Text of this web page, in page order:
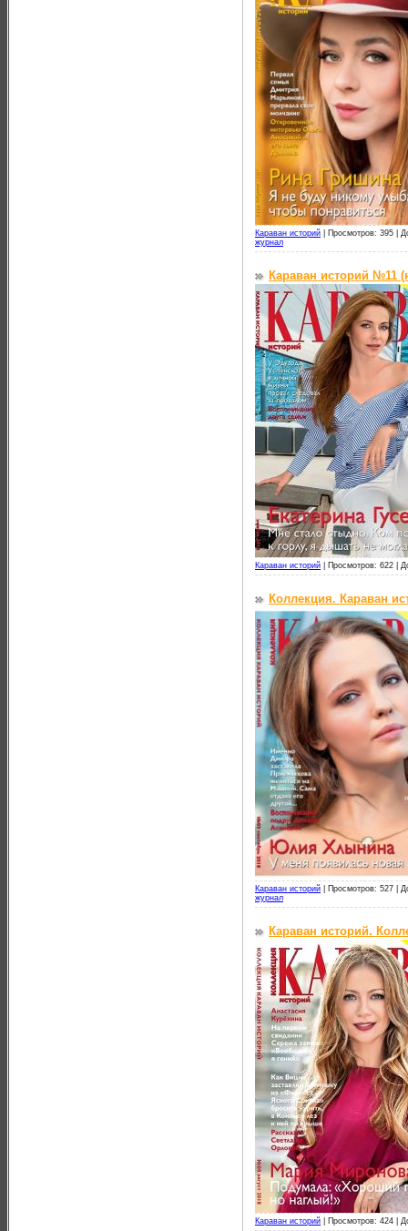
Караван историй Просмотров: 395 |
журнал
Караван историй №11
Караван историй Просмотров: 622 |
Коллекция. Караван
Караван историй Просмотров: 527 |
журнал
Караван историй.
Караван историй Просмотров: 424 |